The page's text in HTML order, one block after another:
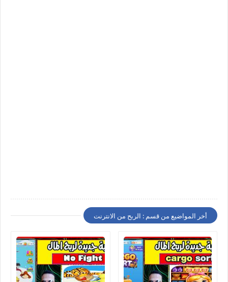
أخر المواضيع من قسم : الربح من الانترنت